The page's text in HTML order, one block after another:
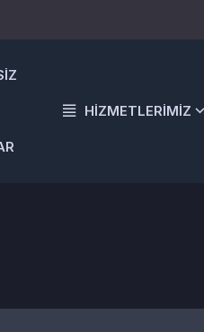
HİZMETLERİMİZ